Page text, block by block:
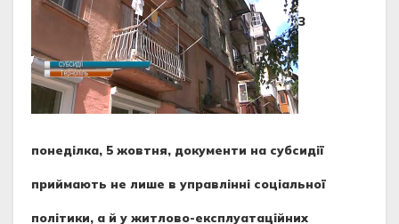
З
понеділка, 5 жовтня, документи на субсидії
приймають не лише в управлінні соціальної
політики, а й у житлово-експлуатаційних